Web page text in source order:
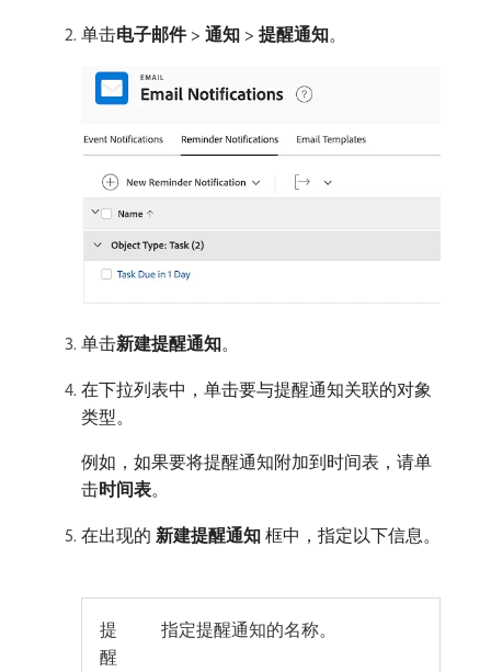
单击​电子邮件> 通知 > 提醒通知。
单击​新建提醒通知。
在下拉列表中，单击要与提醒通知关联的对象
类型。
例如，如果要将提醒通知附加到时间表，请单
击​时间表。
在出现的​ 新建提醒通知 ​框中，指定以下信息。
提
醒
指定提醒通知的名称。